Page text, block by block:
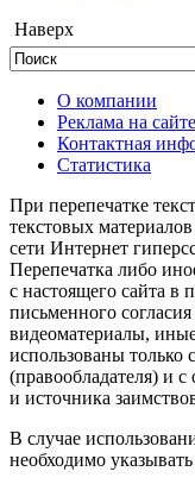
Наверх
О компании
Реклама на сайте
Контактная
Статистика
При перепечатке
текстовых
сети Интернет
Перепечатка либо
с настоящего сайта
письменного
видеоматериалы,
использованы только
(правообладателя) и
и источника
В случае
необходимо указывать